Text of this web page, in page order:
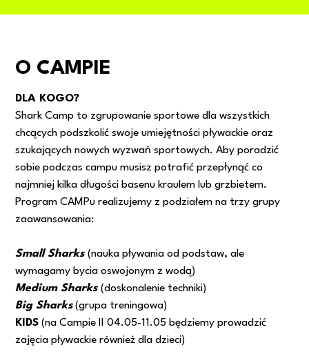
O CAMPIE
DLA KOGO?
Shark Camp to zgrupowanie sportowe dla wszystkich
chcących podszkolić swoje umiejętności pływackie oraz
szukających nowych wyzwań sportowych. Aby poradzić
sobie podczas campu musisz potrafić przepłynąć co
najmniej kilka długości basenu kraulem lub grzbietem.
Program CAMPu realizujemy z podziałem na trzy grupy
zaawansowania:
Small Sharks (nauka pływania od podstaw, ale
wymagamy bycia oswojonym z wodą)
Medium Sharks(doskonalenie techniki)
Big Sharks(grupa treningowa)
KIDS (na Campie II 04.05-11.05 będziemy prowadzić
zajęcia pływackie również dla dzieci)